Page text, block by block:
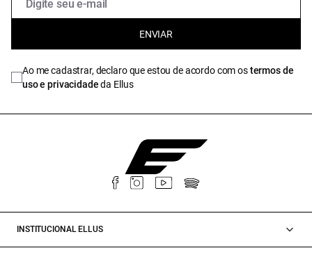
ENVIAR
Ao me cadastrar, declaro que estou de acordo com ostermos de
uso e privacidadeda Ellus
INSTITUCIONAL ELLUS